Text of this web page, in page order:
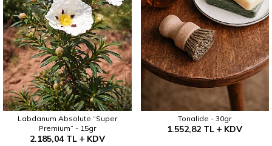
Labdanum Absolute “Super
Premium” - 15gr
2.185,04TL KDV
Tonalide - 30gr
1.552,82 TL KDV